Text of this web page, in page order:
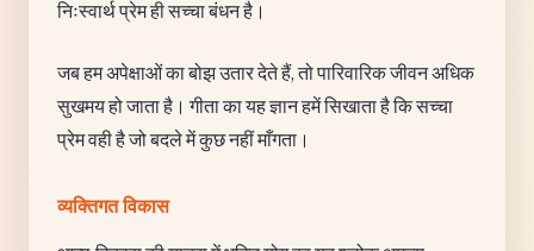
निःस्वार्थ प्रेम ही सच्चा बंधन है।
जब हम अपेक्षाओं का बोझ उतार देते हैं, तो पारिवारिक जीवन अधिक
सुखमय हो जाता है। गीता का यह ज्ञान हमें सिखाता है कि सच्चा
प्रेम वही है जो बदले में कुछ नहीं माँगता।
व्यक्तिगत विकास